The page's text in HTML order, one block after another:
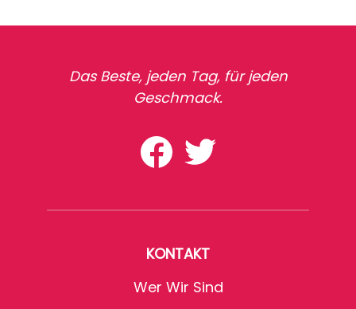
Das Beste, jeden Tag, für jeden
Geschmack.
KONTAKT
Wer Wir Sind